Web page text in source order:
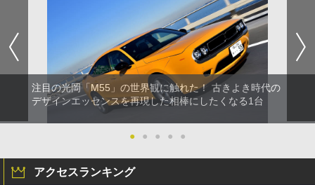
注目の光岡「M55」の世界観に触れた！ 古きよき時代の
デザインエッセンスを再現した相棒にしたくなる1台
● ● ● ● ●
アクセスランキング